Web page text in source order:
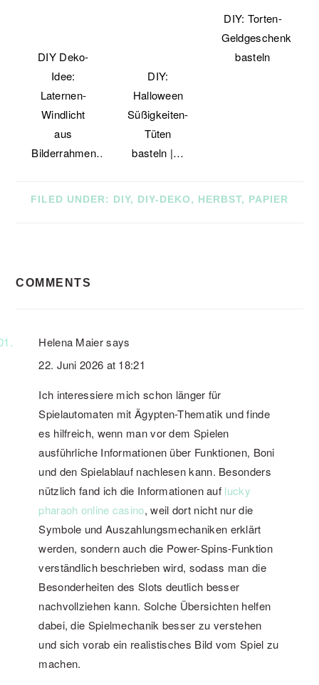
DIY Deko-
Idee:
Laternen-
Windlicht
aus
Bilderrahmen…
DIY:
Halloween
Süßigkeiten-
Tüten
basteln |…
DIY: Torten-
Geldgeschenk
basteln
FILED UNDER: DIY, DIY-DEKO, HERBST, PAPIER
INTERACTIONS
COMMENTS
Helena Maier says
22. Juni 2026 at 18:21
Ich interessiere mich schon länger für
Spielautomaten mit Ägypten-Thematik und finde
es hilfreich, wenn man vor dem Spielen
ausführliche Informationen über Funktionen, Boni
und den Spielablauf nachlesen kann. Besonders
nützlich fand ich die Informationen auf lucky
pharaoh online casino, weil dort nicht nur die
Symbole und Auszahlungsmechaniken erklärt
werden, sondern auch die Power-Spins-Funktion
verständlich beschrieben wird, sodass man die
Besonderheiten des Slots deutlich besser
nachvollziehen kann. Solche Übersichten helfen
dabei, die Spielmechanik besser zu verstehen
und sich vorab ein realistisches Bild vom Spiel zu
machen.